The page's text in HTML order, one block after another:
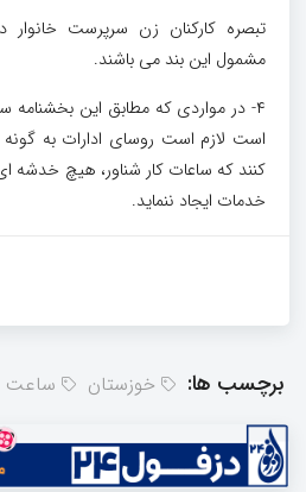
تبصره کارکنان زن سرپرست خانوار
مشمول این بند می باشند.
۴- در مواردی که مطابق این بخشنامه
است لازم است روسای ادارات به
کنند که ساعات کار شناور، هیچ خدشه
خدمات ایجاد ننماید.
برچسب ها: خوزستان ساعت